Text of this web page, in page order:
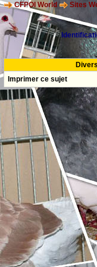
CFPOI World Sites
Divers
Imprimer ce sujet